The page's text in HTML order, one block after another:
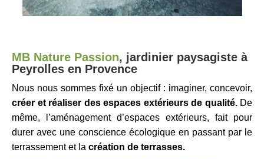
MB Nature Passion, jardinier paysagiste à
Peyrolles en Provence
Nous nous sommes fixé un objectif : imaginer, concevoir,
créer et réaliser des espaces extérieurs de qualité.De
même, l’aménagement d’espaces extérieurs, fait pour
durer avec une conscience écologique en passant par le
terrassement et la création de terrasses.